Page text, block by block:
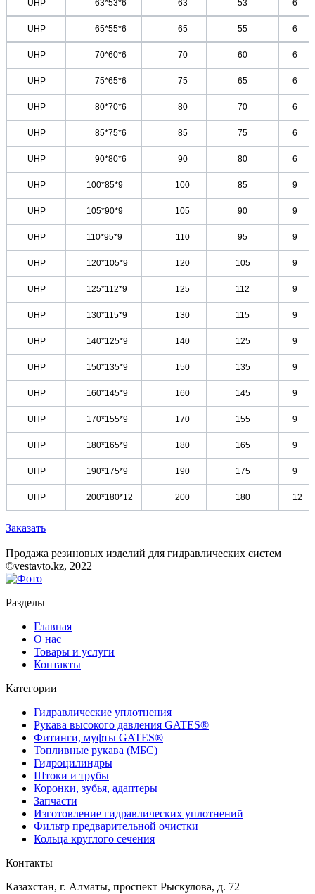
	63
53
	65
55
	70
60
	75
65
	80
70
	85
75
	90
80
	100
85 9
	105
90 9
	110
95 9
	120
105 9
	125
112 9
	130
115 9
	140
125 9
	150
135 9
	160
145 9
	170
155 9
	180
165 9
	190
175 9
	200
180
Заказать
Продажа резиновых изделий для гидравлических систем
©vestavto.kz, 2022
Разделы
Главная
О нас
Товары и услуги
Контакты
Категории
Гидравлические уплотнения
Рукава высокого давления GATES®
Фитинги, муфты GATES®
Топливные рукава (МБС)
Гидроцилиндры
Штоки и трубы
Коронки, зубья, адаптеры
Запчасти
Изготовление гидравлических уплотнений
Фильтр предварительной очистки
Кольца круглого сечения
Контакты
Казахстан, г. Алматы, проспект Рыскулова, д. 72